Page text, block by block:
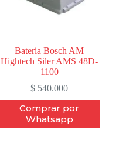
Bateria Bosch AM
Hightech Siler AMS 48D-
1100
$ 540.000
Comprar por
Whatsapp